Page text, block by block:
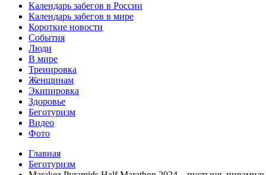
Календарь забегов в России
Календарь забегов в мире
Короткие новости
События
Люди
В мире
Тренировка
Женщинам
Экипировка
Здоровье
Беготуризм
Видео
Фото
Главная
Беготуризм